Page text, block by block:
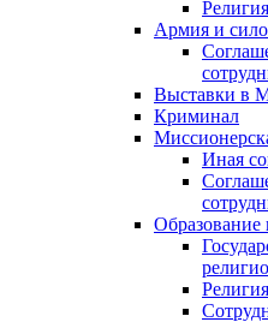
Армия и
Выставки в
Криминал
Иная
Образование